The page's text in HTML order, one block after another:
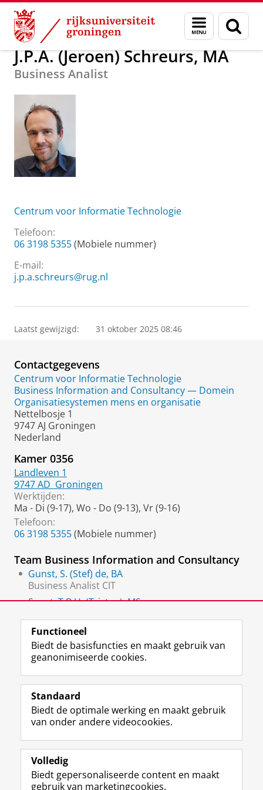
Skip
Content
Skip
Navigation
Menu
en
zoeken
Over ons J.P.A. (Jeroen) Schreurs, MA
J.P.A. (Jeroen) Schreurs, MA
Business Analist
Centrum voor Informatie Technologie
Telefoon:
06 3198 5355(Mobiele nummer)
E-mail:
j.p.a.schreurs@rug.nl
Laatst gewijzigd: 31 oktober 2025 08:46
Contactgegevens
Centrum voor Informatie Technologie
Business Information and Consultancy — Domein
Organisatiesystemen mens en organisatie
Nettelbosje 1
9747 AJ Groningen
Nederland
Kamer 0356
Landleven 1
9747 AD Groningen
Werktijden:
Ma - Di (9-17), Wo - Do (9-13), Vr (9-16)
Telefoon:
06 3198 5355(Mobiele nummer)
Team Business Information and Consultancy
Gunst, S. (Stef) de, BA
Business Analist CIT
Swart, T.B.H. (Tristan), MSc
Volg de RUG
F
a
e
b
o
p
a
L
i
k
e
I
-
p
R
S
-
f
e
R
I
n
t
r
m
Y
o
T
e
k
Studiekiezers
Alumni
Over ons
Functioneel
Biedt de basisfuncties en maakt gebruik van
geanonimiseerde cookies.
Standaard
Biedt de optimale werking en maakt gebruik
van onder andere videocookies.
Volledig
Biedt gepersonaliseerde content en maakt
gebruik van marketingcookies.